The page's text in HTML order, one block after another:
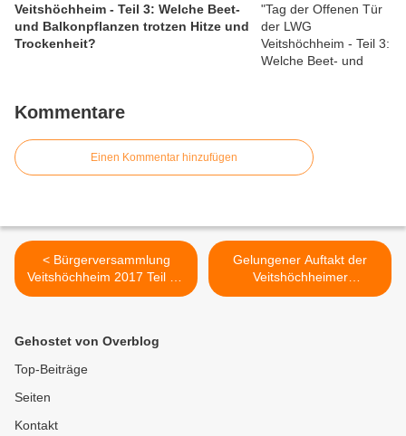
Veitshöchheim - Teil 3: Welche Beet-
und Balkonpflanzen trotzen Hitze und
Trockenheit?
Kommentare
Einen Kommentar hinzufügen
< Bürgerversammlung
Veitshöchheim 2017 Teil 3 -
Anliegen der Bürger
Gelungener Auftakt der
Veitshöchheimer
Altortweihnacht >
Gehostet von Overblog
Top-Beiträge
Seiten
Kontakt